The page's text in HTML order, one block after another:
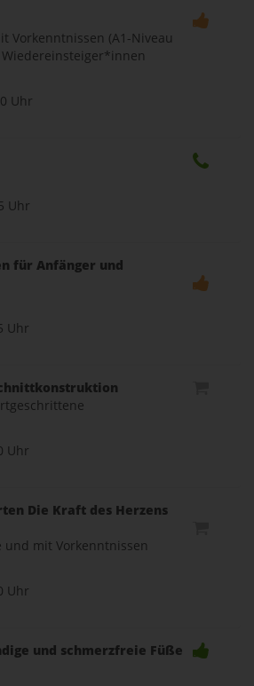
Vorkenntnissen (A1-Niveau
Uhr
Uhr
für Anfänger und
Uhr
Uhr
Die Kraft des Herzens
mit Vorkenntnissen
Uhr
und schmerzfreie Füße